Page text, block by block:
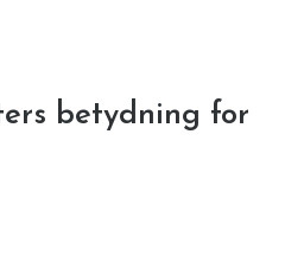
betydning for